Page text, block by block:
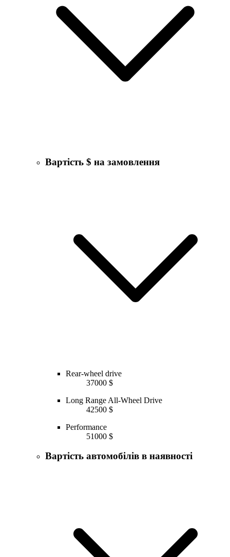
Вартість $ на замовлення
Rear-wheel drive
37000 $
Long Range All-Wheel Drive
42500 $
Performance
51000 $
Вартість автомобілів в наявності